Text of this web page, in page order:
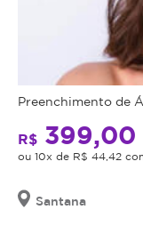
Preenchimento de
R$ 399,00
ou 10x de R$ 44,42
Santana